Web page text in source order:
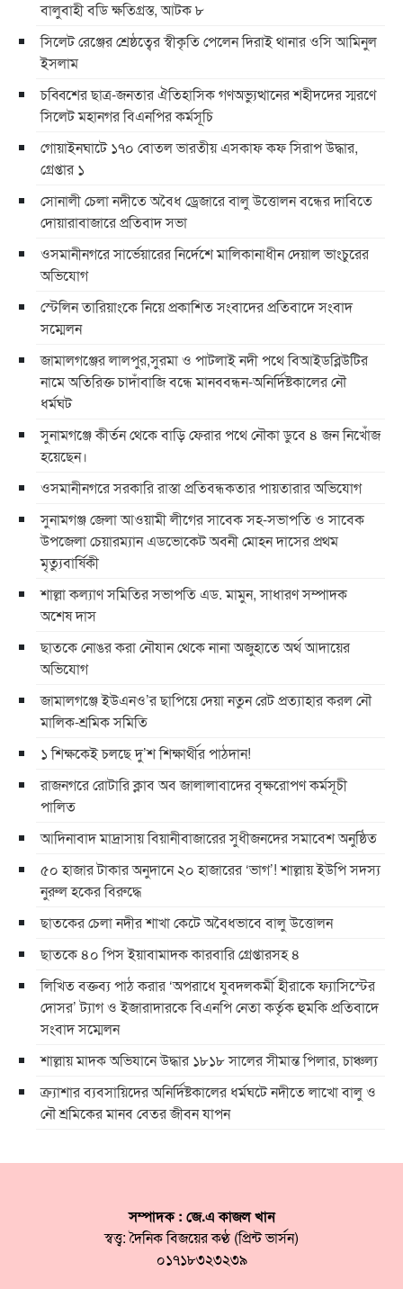
বালুবাহী বডি ক্ষতিগ্রস্ত, আটক ৮
সিলেট রেঞ্জের শ্রেষ্ঠত্বের স্বীকৃতি পেলেন দিরাই থানার ওসি আমিনুল
ইসলাম
চব্বিশের ছাত্র-জনতার ঐতিহাসিক গণঅভ্যুত্থানের শহীদদের স্মরণে
সিলেট মহানগর বিএনপির কর্মসূচি
গোয়াইনঘাটে ১৭০ বোতল ভারতীয় এসকাফ কফ সিরাপ উদ্ধার,
গ্রেপ্তার ১
সোনালী চেলা নদীতে অবৈধ ড্রেজারে বালু উত্তোলন বন্ধের দাবিতে
দোয়ারাবাজারে প্রতিবাদ সভা
ওসমানীনগরে সার্ভেয়ারের নির্দেশে মালিকানাধীন দেয়াল ভাংচুরের
অভিযোগ
স্টেলিন তারিয়াংকে নিয়ে প্রকাশিত সংবাদের প্রতিবাদে সংবাদ
সম্মেলন
জামালগঞ্জের লালপুর,সুরমা ও পাটলাই নদী পথে বিআইডব্লিউটির
নামে অতিরিক্ত চাদাঁবাজি বন্ধে মানববন্ধন-অনির্দিষ্টকালের নৌ
ধর্মঘট
সুনামগঞ্জে কীর্তন থেকে বাড়ি ফেরার পথে নৌকা ডুবে ৪ জন নিখোঁজ
হয়েছেন।
ওসমানীনগরে সরকারি রাস্তা প্রতিবন্ধকতার পায়তারার অভিযোগ
সুনামগঞ্জ জেলা আওয়ামী লীগের সাবেক সহ-সভাপতি ও সাবেক
উপজেলা চেয়ারম্যান এডভোকেট অবনী মোহন দাসের প্রথম
মৃত্যুবার্ষিকী
শাল্লা কল্যাণ সমিতির সভাপতি এড. মামুন, সাধারণ সম্পাদক
অশেষ দাস
ছাতকে নোঙর করা নৌযান থেকে নানা অজুহাতে অর্থ আদায়ের
অভিযোগ
জামালগঞ্জে ইউএনও’র ছাপিয়ে দেয়া নতুন রেট প্রত্যাহার করল নৌ
মালিক-শ্রমিক সমিতি
১ শিক্ষকেই চলছে দু’শ শিক্ষার্থীর পাঠদান!
রাজনগরে রোটারি ক্লাব অব জালালাবাদের বৃক্ষরোপণ কর্মসূচী
পালিত
আদিনাবাদ মাদ্রাসায় বিয়ানীবাজারের সুধীজনদের সমাবেশ অনুষ্ঠিত
৫০ হাজার টাকার অনুদানে ২০ হাজারের ‘ভাগ’! শাল্লায় ইউপি সদস্য
নুরুল হকের বিরুদ্ধে
ছাতকের চেলা নদীর শাখা কেটে অবৈধভাবে বালু উত্তোলন
ছাতকে ৪০ পিস ইয়াবামাদক কারবারি গ্রেপ্তারসহ ৪
লিখিত বক্তব্য পাঠ করার ‘অপরাধে যুবদলকর্মী হীরাকে ফ্যাসিস্টের
দোসর’ ট্যাগ ও ইজারাদারকে বিএনপি নেতা কর্তৃক হুমকি প্রতিবাদে
সংবাদ সম্মেলন
শাল্লায় মাদক অভিযানে উদ্ধার ১৮১৮ সালের সীমান্ত পিলার, চাঞ্চল্য
ক্র্যাশার ব্যবসায়িদের অনির্দিষ্টকালের ধর্মঘটে নদীতে লাখো বালু ও
নৌ শ্রমিকের মানব বেতর জীবন যাপন
সম্পাদক : জে.এ কাজল খান
স্বত্ত্ব: দৈনিক বিজয়ের কণ্ঠ (প্রিন্ট ভার্সন)
০১৭১৮৩২৩২৩৯